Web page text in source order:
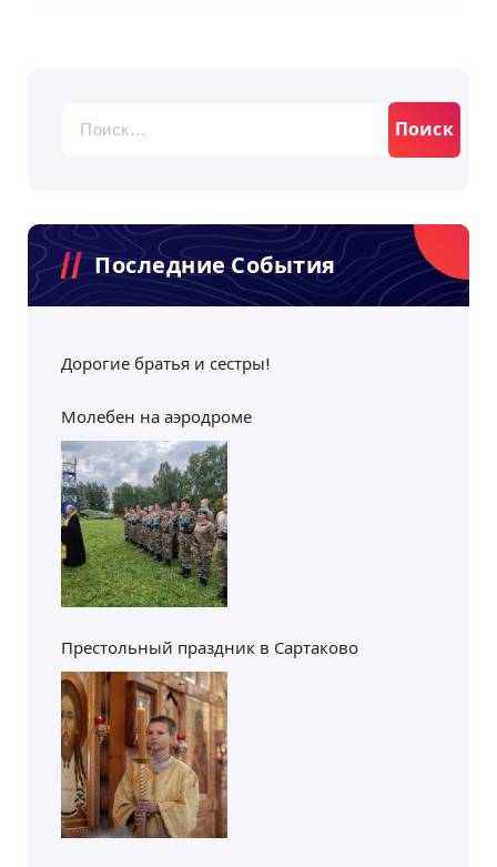
Последние События
Дорогие братья и сестры!
Молебен на аэродроме
Престольный праздник в Сартаково